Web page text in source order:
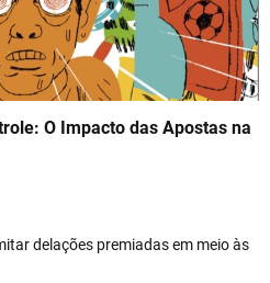
O Impacto das Apostas na